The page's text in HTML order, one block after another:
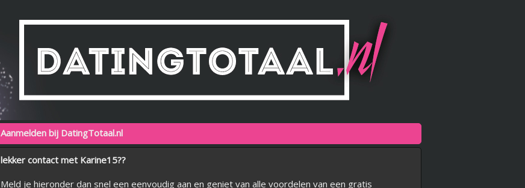
Aanmelden bij DatingTotaal.nl
lekker contact met Karine15??
Meld je hieronder dan snel een eenvoudig aan en geniet van alle voordelen van een gratis